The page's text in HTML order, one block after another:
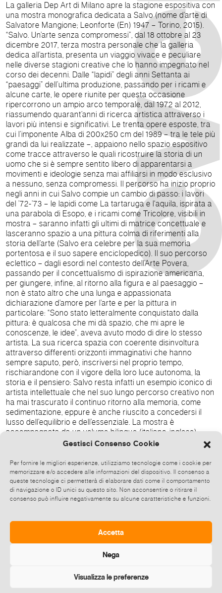
Gestisci Consenso Cookie
Per fornire le migliori esperienze, utilizziamo tecnologie come i cookie per
memorizzare e/o accedere alle informazioni del dispositivo. Il consenso a
queste tecnologie ci permetterà di elaborare dati come il comportamento
di navigazione o ID unici su questo sito. Non acconsentire o ritirare il
consenso può influire negativamente su alcune caratteristiche e funzioni.
Accetta
Nega
Visualizza le preferenze
La galleria Dep Art di Milano apre la stagione espositiva con
una mostra monografica dedicata a Salvo (nome d’arte di
Salvatore Mangione; Leonforte (En) 1947 – Torino, 2015).
“Salvo. Un’arte senza compromessi”, dal 18 ottobre al 23
dicembre 2017, terza mostra personale che la galleria
dedica all’artista, presenta un viaggio vivace e peculiare
nelle diverse stagioni creative che lo hanno impegnato nel
corso dei decenni. Dalle “lapidi” degli anni Settanta ai
“paesaggi” dell’ultima produzione, passando per i ricami e
alcune carte, le opere riunite per questa occasione
ripercorrono un ampio arco temporale, dal 1972 al 2012,
riassumendo quarant’anni di ricerca artistica attraverso i
lavori più intensi e significativi. Le trenta opere esposte, tra
cui l’imponente Alba di 200x250 cm del 1989 – tra le tele più
grandi da lui realizzate –, appaiono nello spazio espositivo
come tracce attraverso le quali ricostruire la storia di un
uomo che si è sempre sentito libero di apparentarsi a
movimenti e ideologie senza mai affiliarsi in modo esclusivo
a nessuno, senza compromessi. Il percorso ha inizio proprio
negli anni in cui Salvo compie un cambio di passo: i lavori
del ’72-’73 – le lapidi come La tartaruga e l'aquila, ispirata a
una parabola di Esopo, e i ricami come Tricolore, visibili in
mostra – saranno infatti gli ultimi di matrice concettuale e
lasceranno spazio a una pittura colma di riferimenti alla
storia dell’arte (Salvo era celebre per la sua memoria
portentosa e il suo sapere enciclopedico). Il suo percorso
eclettico – dagli esordi nel contesto dell’Arte Povera,
passando per il concettualismo di ispirazione americana,
per giungere, infine, al ritorno alla figura e al paesaggio –
non è stato altro che una lunga e appassionata
dichiarazione d’amore per l’arte e per la pittura in
particolare: “Sono stato letteralmente conquistato dalla
pittura: è qualcosa che mi dà spazio, che mi apre le
conoscenze, le idee”, aveva avuto modo di dire lo stesso
artista. La sua ricerca spazia con coerente disinvoltura
attraverso differenti orizzonti immaginativi che hanno
sempre saputo, però, inscriversi nel proprio tempo,
rischiarandone con il vigore della loro luce autonoma, la
storia e il pensiero: Salvo resta infatti un esempio iconico di
artista intellettuale che nel suo lungo percorso creativo non
ha mai trascurato il continuo ritorno alla memoria, come
sedimentazione, eppure è anche riuscito a concedersi il
lusso dell’equilibrio e dell’essenziale. La mostra è
accompagnata da un volume bilingue (italiano-inglese)
realizzato da Dep Art, a cura di Matteo Galbiati e Antonio
riproduzione di tutte le opere esposte, una selezione di
immagini di repertorio e apparati bio-bibliografici. Scheda
della mostra Titolo Salvo. Un’arte senza compromessi A
cura di Matteo Galbiati Sede Galleria Dep Art, Via Comelico
40, 20135 Milano Date 19 ottobre - 23 dicembre 2017
martedì a sabato ore 10.30-19. Chiuso domenica e lunedì
0236535620
Diffondi questo evento